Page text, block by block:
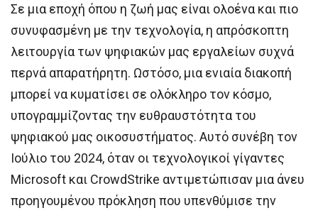
Σε μια εποχή όπου η ζωή μας είναι ολοένα και πιο
συνυφασμένη με την τεχνολογία, η απρόσκοπτη
λειτουργία των ψηφιακών μας εργαλείων συχνά
περνά απαρατήρητη. Ωστόσο, μια ενιαία διακοπή
μπορεί να κυματίσει σε ολόκληρο τον κόσμο,
υπογραμμίζοντας την ευθραυστότητα του
ψηφιακού μας οικοσυστήματος. Αυτό συνέβη τον
Ιούλιο του 2024, όταν οι τεχνολογικοί γίγαντες
Microsoft και CrowdStrike αντιμετώπισαν μια άνευ
προηγουμένου πρόκληση που υπενθύμισε την